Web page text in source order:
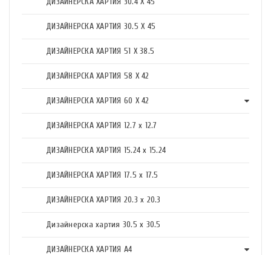
ДИЗАЙНЕРСКА ХАРТИЯ 30.5 X 45
ДИЗАЙНЕРСКА ХАРТИЯ 51 X 38.5
ДИЗАЙНЕРСКА ХАРТИЯ 58 X 42
ДИЗАЙНЕРСКА ХАРТИЯ 60 X 42
ДИЗАЙНЕРСКА ХАРТИЯ 12.7 x 12.7
ДИЗАЙНЕРСКА ХАРТИЯ 15.24 x 15.24
ДИЗАЙНЕРСКА ХАРТИЯ 17.5 х 17.5
ДИЗАЙНЕРСКА ХАРТИЯ 20.3 х 20.3
Дизайнерска хартия 30.5 х 30.5
ДИЗАЙНЕРСКА ХАРТИЯ А4